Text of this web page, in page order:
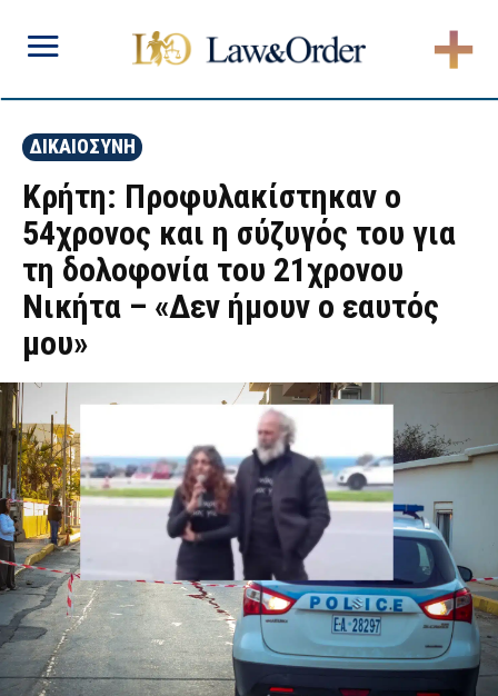
ΔΙΚΑΙΟΣΥΝΗ
Κρήτη: Προφυλακίστηκαν ο
54χρονος και η σύζυγός του για
τη δολοφονία του 21χρονου
Νικήτα – «Δεν ήμουν ο εαυτός
μου»